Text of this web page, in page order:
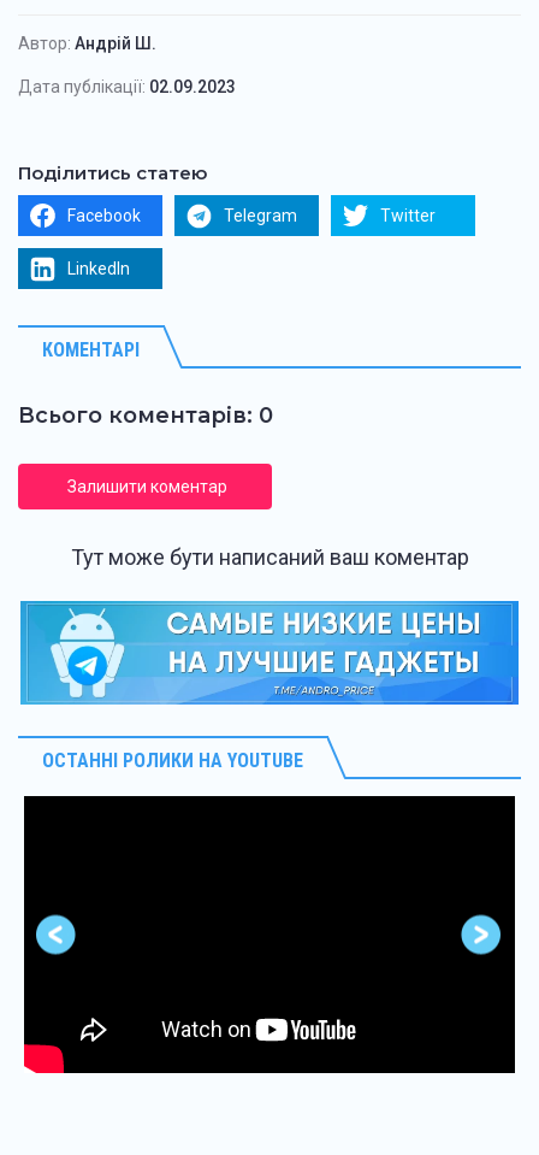
Автор: Андрій Ш.
Дата публікації: 02.09.2023
Поділитись статею
Facebook Telegram Twitter
LinkedIn
КОМЕНТАРІ
Всього коментарів: 0
Залишити коментар
Тут може бути написаний ваш коментар
ОСТАННІ РОЛИКИ НА YOUTUBE